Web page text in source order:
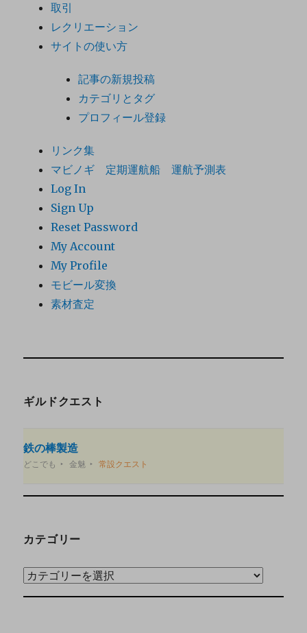
取引
レクリエーション
サイトの使い方
記事の新規投稿
カテゴリとタグ
プロフィール登録
リンク集
マビノギ 定期運航船 運航予測表
Log In
Sign Up
Reset Password
My Account
My Profile
モビール変換
素材査定
ギルドクエスト
鉄の棒製造
どこでも 金魅 常設クエスト
カテゴリー